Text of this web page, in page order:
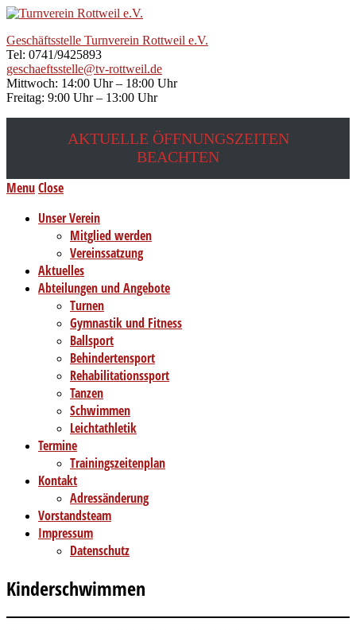
Geschäftsstelle Turnverein Rottweil e.V.
Tel: 0741/9425893
geschaeftsstelle@tv-rottweil.de
Mittwoch: 14:00 Uhr – 18:00 Uhr
Freitag: 9:00 Uhr – 13:00 Uhr
AKTUELLE ÖFFNUNGSZEITEN
BEACHTEN
MenuClose
Unser Verein
Mitglied werden
Vereinssatzung
Aktuelles
Abteilungen und Angebote
Turnen
Gymnastik und Fitness
Ballsport
Behindertensport
Rehabilitationssport
Tanzen
Schwimmen
Leichtathletik
Termine
Trainingszeitenplan
Kontakt
Adressänderung
Vorstandsteam
Impressum
Datenschutz
Kinderschwimmen